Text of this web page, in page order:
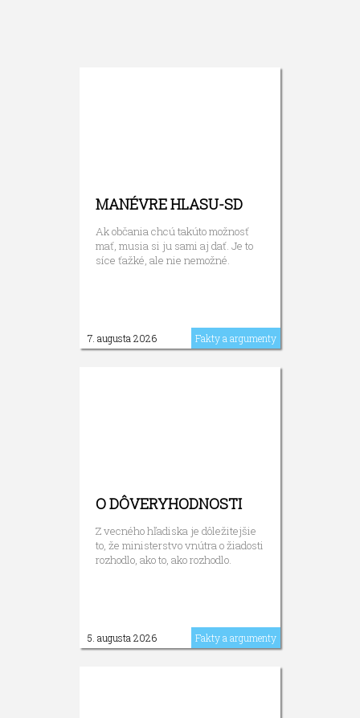
MANÉVRE HLASU-SD
Ak občania chcú takúto možnosť
mať, musia si ju sami aj dať. Je to
síce ťažké, ale nie nemožné.
7. augusta 2026 Fakty a argumenty
O DÔVERYHODNOSTI
Z vecného hľadiska je dôležitejšie
to, že ministerstvo vnútra o žiadosti
rozhodlo, ako to, ako rozhodlo.
5. augusta 2026 Fakty a argumenty